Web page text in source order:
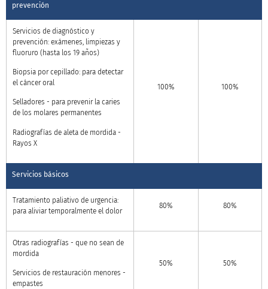
prevención
Servicios de diagnóstico y
prevención: exámenes, limpiezas y
fluoruro (hasta los 19 años)
Biopsia por cepillado: para detectar
el cáncer oral
Selladores - para prevenir la caries
de los molares permanentes
Radiografías de aleta de mordida -
Rayos X
100% 100%
Servicios básicos
Tratamiento paliativo de urgencia:
para aliviar temporalmente el dolor
80% 80%
Otras radiografías - que no sean de
mordida
Servicios de restauración menores -
empastes
50% 50%